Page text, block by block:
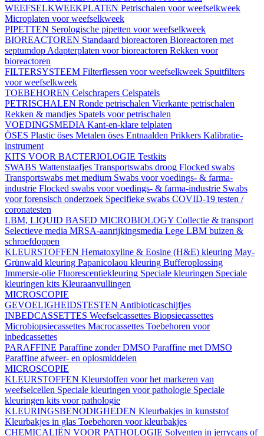
WEEFSELKWEEKPLATEN Petrischalen voor weefselkweek
Microplaten voor weefselkweek
PIPETTEN Serologische pipetten voor weefselkweek
BIOREACTOREN Standaard bioreactoren Bioreactoren met
septumdop Adapterplaten voor bioreactoren Rekken voor
bioreactoren
FILTERSYSTEEM Filterflessen voor weefselkweek Spuitfilters
voor weefselkweek
TOEBEHOREN Celschrapers Celspatels
PETRISCHALEN Ronde petrischalen Vierkante petrischalen
Rekken & mandjes Spatels voor petrischalen
VOEDINGSMEDIA Kant-en-klare telplaten
ÖSES Plastic öses Metalen öses Entnaalden Prikkers Kalibratie-
instrument
KITS VOOR BACTERIOLOGIE Testkits
SWABS Wattenstaafjes Transportswabs droog Flocked swabs
Transportswabs met medium Swabs voor voedings- & farma-
industrie Flocked swabs voor voedings- & farma-industrie Swabs
voor forensisch onderzoek Specifieke swabs COVID-19 testen /
coronatesten
LBM, LIQUID BASED MICROBIOLOGY Collectie & transport
Selectieve media MRSA-aanrijkingsmedia Lege LBM buizen &
schroefdoppen
KLEURSTOFFEN Hematoxyline & Eosine (H&E) kleuring May-
Grünwald kleuring Papanicolaou kleuring Bufferoplossing
Immersie-olie Fluorescentiekleuring Speciale kleuringen Speciale
kleuringen kits Kleuraanvullingen
MICROSCOPIE
GEVOELIGHEIDSTESTEN Antibioticaschijfjes
INBEDCASSETTES Weefselcassettes Biopsiecassettes
Microbiopsiecassettes Macrocassettes Toebehoren voor
inbedcassettes
PARAFFINE Paraffine zonder DMSO Paraffine met DMSO
Paraffine afweer- en oplosmiddelen
MICROSCOPIE
KLEURSTOFFEN Kleurstoffen voor het markeren van
weefselcellen Speciale kleuringen voor pathologie Speciale
kleuringen kits voor pathologie
KLEURINGSBENODIGHEDEN Kleurbakjes in kunststof
Kleurbakjes in glas Toebehoren voor kleurbakjes
CHEMICALIËN VOOR PATHOLOGIE Solventen in jerrycans of